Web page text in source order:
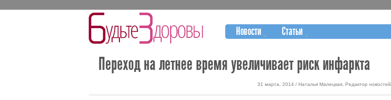
Новости Статьи
Переход на летнее время увеличивает риск инфаркта
31 марта, 2014 / Наталья Малецкая, Редактор новостей